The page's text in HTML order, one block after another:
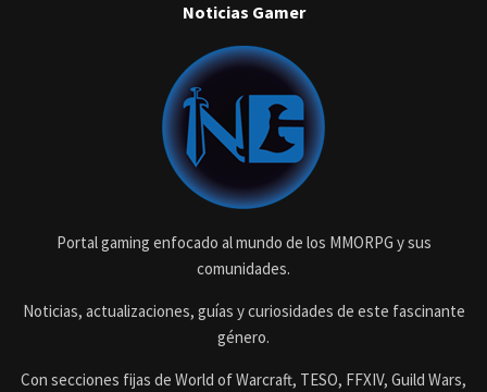
Noticias Gamer
Portal gaming enfocado al mundo de los MMORPG y sus
comunidades.
Noticias, actualizaciones, guías y curiosidades de este fascinante
género.
Con secciones fijas de World of Warcraft, TESO, FFXIV, Guild Wars,